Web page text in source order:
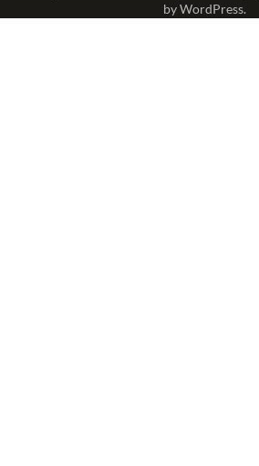
byWordPress.